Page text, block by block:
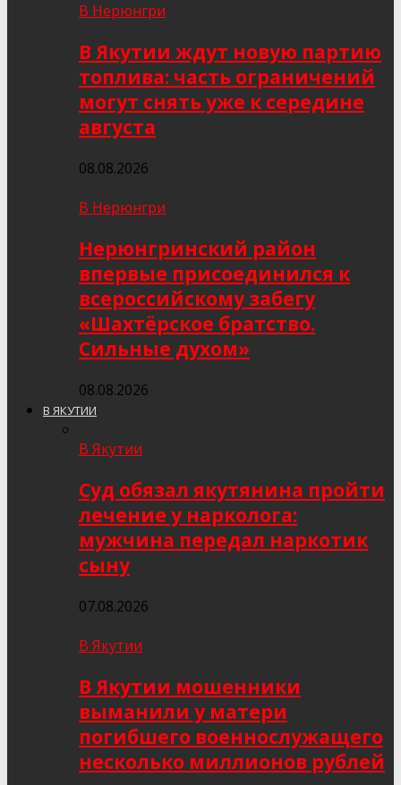
В Нерюнгри
В Якутии ждут новую партию
топлива: часть ограничений
могут снять уже к середине
августа
08.08.2026
В Нерюнгри
Нерюнгринский район
впервые присоединился к
всероссийскому забегу
«Шахтёрское братство.
Сильные духом»
08.08.2026
В ЯКУТИИ
В Якутии
Суд обязал якутянина пройти
лечение у нарколога:
мужчина передал наркотик
сыну
07.08.2026
В Якутии
В Якутии мошенники
выманили у матери
погибшего военнослужащего
несколько миллионов рублей